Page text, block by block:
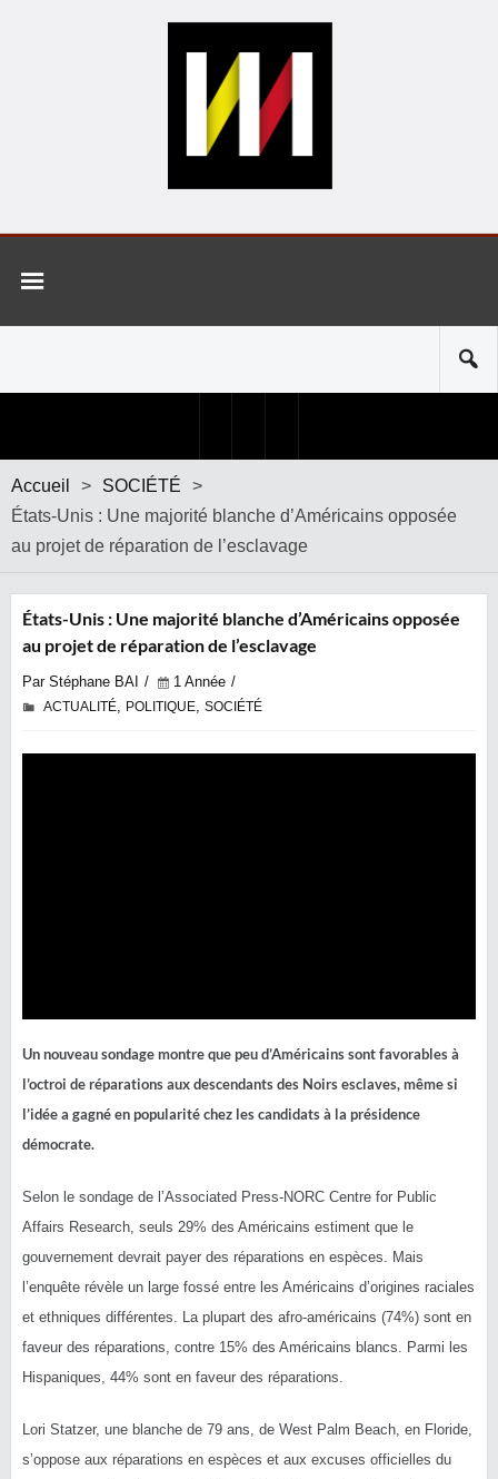
Accueil > SOCIÉTÉ
>
États-Unis : Une majorité blanche d’Américains opposée
au projet de réparation de l’esclavage
États-Unis : Une majorité blanche d’Américains opposée
au projet de réparation de l’esclavage
Par Stéphane BAI 1 Année
ACTUALITÉ, POLITIQUE, SOCIÉTÉ
Un nouveau sondage montre que peu d’Américains sont favorables à
l’octroi de réparations aux descendants des Noirs esclaves, même si
l’idée a gagné en popularité chez les candidats à la présidence
démocrate.
Selon le sondage de l’Associated Press-NORC Centre for Public
Affairs Research, seuls 29% des Américains estiment que le
gouvernement devrait payer des réparations en espèces. Mais
l’enquête révèle un large fossé entre les Américains d’origines raciales
et ethniques différentes. La plupart des afro-américains (74%) sont en
faveur des réparations, contre 15% des Américains blancs. Parmi les
Hispaniques, 44% sont en faveur des réparations.
Lori Statzer, une blanche de 79 ans, de West Palm Beach, en Floride,
s’oppose aux réparations en espèces et aux excuses officielles du